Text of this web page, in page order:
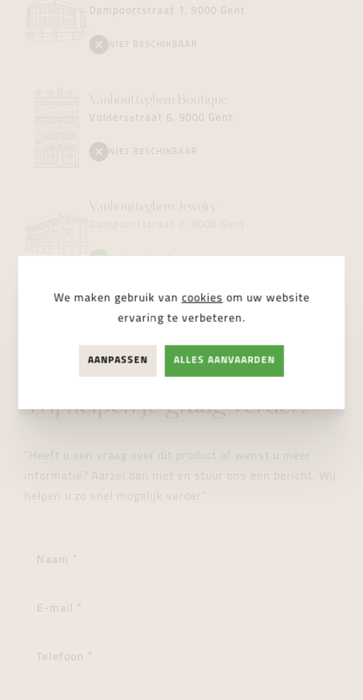
Dampoortstraat 1, 9000 Gent
NIET BESCHIKBAAR
Vanhoutteghem Boutique
Voldersstraat 6, 9000 Gent
NIET BESCHIKBAAR
Vanhoutteghem Jewelry
BESCHIKBAAR
Wij helpen je graag verder!
"Heeft u een vraag over dit product of wenst u meer
informatie? Aarzel dan niet en stuur ons een bericht. Wij
helpen u zo snel mogelijk verder."
We maken gebruik van cookies om uw website
ervaring te verbeteren.
AANPASSEN ALLES AANVAARDEN